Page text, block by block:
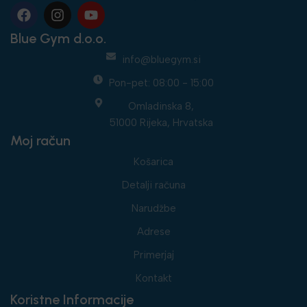
Blue Gym d.o.o.
info@bluegym.si
Pon-pet: 08:00 - 15:00
Omladinska 8,
51000 Rijeka, Hrvatska
Moj račun
Košarica
Detalji računa
Narudžbe
Adrese
Primerjaj
Kontakt
Koristne Informacije